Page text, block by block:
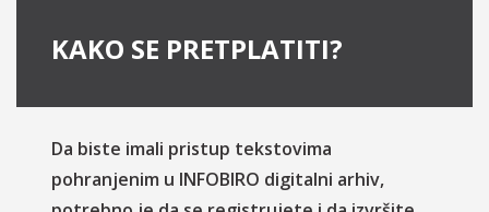
KAKO SE PRETPLATITI?
Da biste imali pristup tekstovima
pohranjenim u INFOBIRO digitalni arhiv,